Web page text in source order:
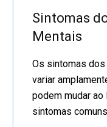
Sintomas
Mentais
Os sintomas
variar
podem mudar
sintomas